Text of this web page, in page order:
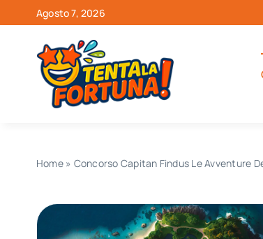
al
contenuto
Agosto 7, 2026
Home» Concorso Capitan Findus Le Avventure